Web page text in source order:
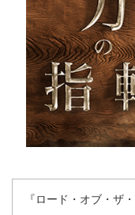
『ロード・オブ・ザ